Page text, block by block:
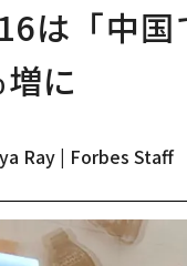
は「中国
に
Ray | Forbes Staff